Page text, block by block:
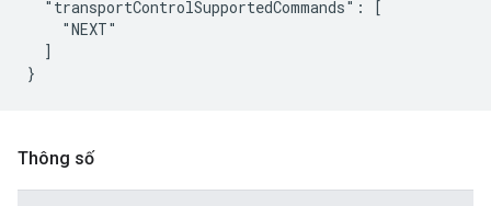
  "transportControlSupportedCommands": [
    "NEXT"
  ]
Thông số